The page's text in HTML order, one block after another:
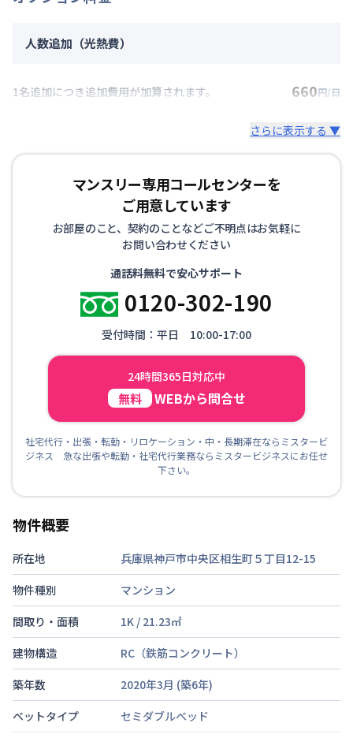
人数追加（光熱費）
1名追加につき追加費用が加算されます。 660円/日
さらに表示する ▼
マンスリー専用コールセンターを
ご用意しています
お部屋のこと、契約のことなどご不明点はお気軽に
お問い合わせください
通話料無料で安心サポート
0120-302-190
受付時間：平日 10:00-17:00
24時間365日対応中
無料 WEBから問合せ
社宅代行・出張・転勤・リロケーション・中・長期滞在ならミスタービ
ジネス 急な出張や転勤・社宅代行業務ならミスタービジネスにお任せ
下さい。
物件概要
所在地
兵庫県神戸市中央区相生町５丁目12-15
物件種別
マンション
間取り・面積
1K / 21.23㎡
建物構造
RC（鉄筋コンクリート）
築年数
2020年3月 (築6年)
ベットタイプ
セミダブルベッド